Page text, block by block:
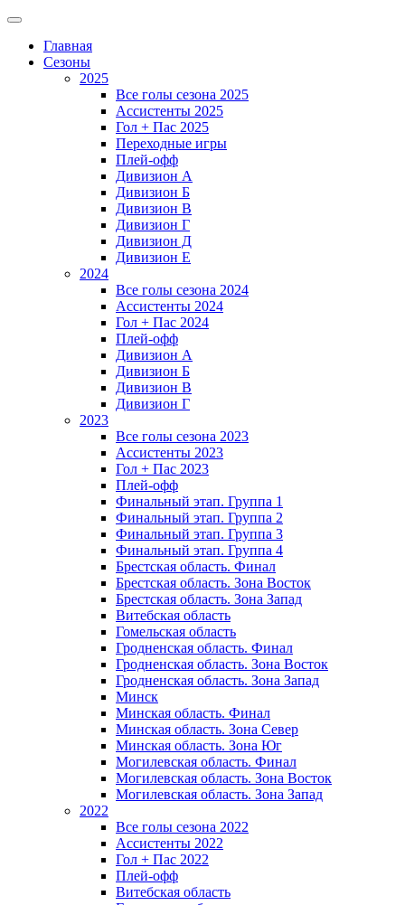
Главная
Сезоны
2025
Все голы сезона 2025
Ассистенты 2025
Гол + Пас 2025
Переходные игры
Плей-офф
Дивизион A
Дивизион Б
Дивизион В
Дивизион Г
Дивизион Д
Дивизион Е
2024
Все голы сезона 2024
Ассистенты 2024
Гол + Пас 2024
Плей-офф
Дивизион A
Дивизион Б
Дивизион В
Дивизион Г
2023
Все голы сезона 2023
Ассистенты 2023
Гол + Пас 2023
Плей-офф
Финальный этап. Группа 1
Финальный этап. Группа 2
Финальный этап. Группа 3
Финальный этап. Группа 4
Брестская область. Финал
Брестская область. Зона Восток
Брестская область. Зона Запад
Витебская область
Гомельская область
Гродненская область. Финал
Гродненская область. Зона Восток
Гродненская область. Зона Запад
Минск
Минская область. Финал
Минская область. Зона Север
Минская область. Зона Юг
Могилевская область. Финал
Могилевская область. Зона Восток
Могилевская область. Зона Запад
2022
Все голы сезона 2022
Ассистенты 2022
Гол + Пас 2022
Плей-офф
Витебская область